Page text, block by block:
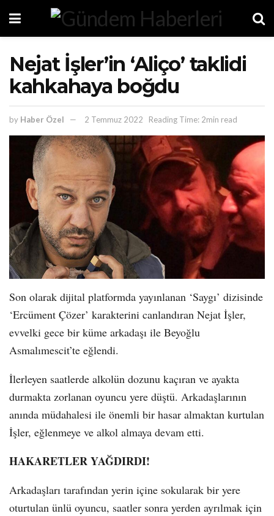
Nejat İşler’in ‘Aliço’ taklidi
kahkahaya boğdu
by Haber Özel 2 Temmuz 2022 Reading Time: 2min read
Son olarak dijital platformda yayınlanan ‘Saygı’ dizisinde
‘Ercüment Çözer’ karakterini canlandıran Nejat İşler,
evvelki gece bir küme arkadaşı ile Beyoğlu
Asmalımescit’te eğlendi.
İlerleyen saatlerde alkolün dozunu kaçıran ve ayakta
durmakta zorlanan oyuncu yere düştü. Arkadaşlarının
anında müdahalesi ile önemli bir hasar almaktan kurtulan
İşler, eğlenmeye ve alkol almaya devam etti.
HAKARETLER YAĞDIRDI!
Arkadaşları tarafından yerin içine sokularak bir yere
oturtulan ünlü oyuncu, saatler sonra yerden ayrılmak için